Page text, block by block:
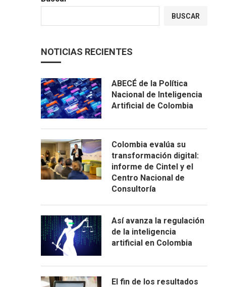
BUSCAR
NOTICIAS RECIENTES
ABECÉ de la Política
Nacional de Inteligencia
Artificial de Colombia
Colombia evalúa su
transformación digital:
informe de Cintel y el
Centro Nacional de
Consultoría
Así avanza la regulación
de la inteligencia
artificial en Colombia
El fin de los resultados